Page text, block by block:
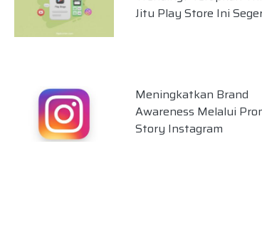
Jitu Play Store Ini
Meningkatkan Brand
Awareness Melalui
Story Instagram